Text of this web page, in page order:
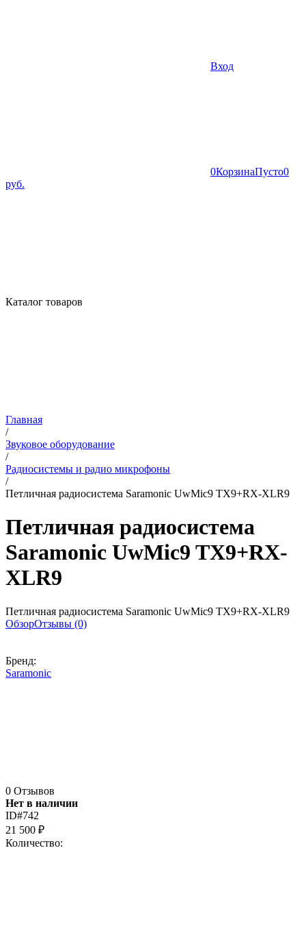
Вход
0КорзинаПусто0
руб.
Каталог товаров
Главная
/
Звуковое оборудование
/
Радиосистемы и радио микрофоны
/
Петличная радиосистема Saramonic UwMic9 TX9+RX-XLR9
Петличная радиосистема
Saramonic UwMic9 TX9+RX-
XLR9
Петличная радиосистема Saramonic UwMic9 TX9+RX-XLR9
ОбзорОтзывы (0)
Бренд:
Saramonic
0 Отзывов
Нет в наличии
ID#742
21 500 ₽
Количество: